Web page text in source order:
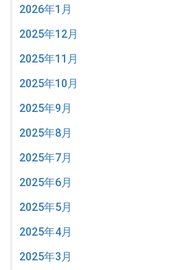
2026年1月
2025年12月
2025年11月
2025年10月
2025年9月
2025年8月
2025年7月
2025年6月
2025年5月
2025年4月
2025年3月